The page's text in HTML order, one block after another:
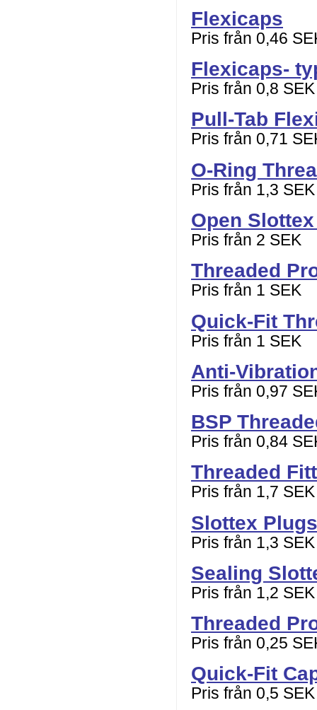
Flexicaps
Pris från 0,46
Flexicaps-
Pris från 0,8 SEK
Pull-Tab
Pris från 0,71
O-Ring
Pris från 1,3 SEK
Open
Pris från 2 SEK
Threaded
Pris från 1 SEK
Quick-Fit
Pris från 1 SEK
Anti-
Pris från 0,97
BSP
Pris från 0,84
Threaded
Pris från 1,7 SEK
Slottex Plugs
Pris från 1,3 SEK
Sealing
Pris från 1,2 SEK
Threaded
Pris från 0,25
Quick-Fit
Pris från 0,5 SEK